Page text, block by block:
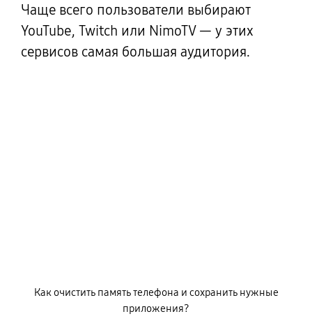
Чаще всего пользователи выбирают
YouTube, Twitch или NimoTV — у этих
сервисов самая большая аудитория.
Как очистить память телефона и сохранить нужные
приложения?